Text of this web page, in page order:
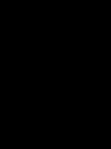
2K với thiết kế
dễ dàng lắp đặt
tự do tùy chỉnh